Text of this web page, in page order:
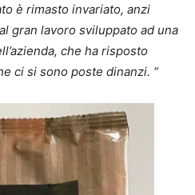
è rimasto invariato, anzi
gran lavoro sviluppato ad una
che ha risposto
ci si sono poste dinanzi. “